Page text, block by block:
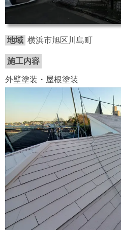
地域 横浜市旭区川島町
施工内容
外壁塗装・屋根塗装